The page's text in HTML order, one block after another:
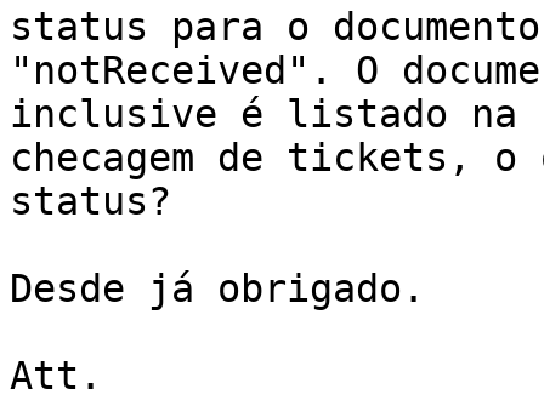
status para o documento
"notReceived". O
inclusive é listado na
checagem de tickets,
status?
Desde já obrigado.
Att.